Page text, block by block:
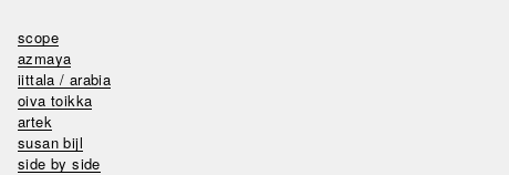
scope
azmaya
iittala / arabia
oiva toikka
artek
susan bijl
side by side